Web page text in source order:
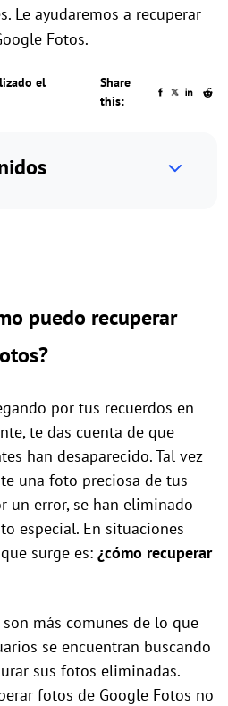
Le ayudaremos a recuperar
Fotos.
el
Share
this:
puedo recuperar
por tus recuerdos en
te das cuenta de que
han desaparecido. Tal vez
una foto preciosa de tus
un error, se han eliminado
especial. En situaciones
surge es: ¿cómo recuperar
más comunes de lo que
se encuentran buscando
sus fotos eliminadas.
fotos de Google Fotos no